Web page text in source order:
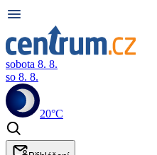
sobota 8. 8.
so 8. 8.
20°C